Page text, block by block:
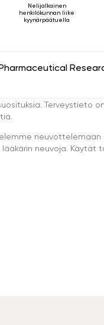
Nelijalkainen
henkilökunnan liike
kyynärpäätuella
Terveystieto
neuvottelemaan
neuvoja. Käytät